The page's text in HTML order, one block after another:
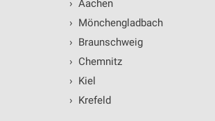
› Aachen
› Mönchengladbach
› Braunschweig
› Chemnitz
› Kiel
› Krefeld